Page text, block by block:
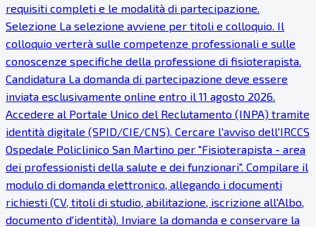
requisiti completi e le modalità di partecipazione.
Selezione La selezione avviene per titoli e colloquio. Il
colloquio verterà sulle competenze professionali e sulle
conoscenze specifiche della professione di fisioterapista.
Candidatura La domanda di partecipazione deve essere
inviata esclusivamente online entro il 11 agosto 2026.
Accedere al Portale Unico del Reclutamento (INPA) tramite
identità digitale (SPID/CIE/CNS). Cercare l'avviso dell'IRCCS
Ospedale Policlinico San Martino per "Fisioterapista - area
dei professionisti della salute e dei funzionari". Compilare il
modulo di domanda elettronico, allegando i documenti
richiesti (CV, titoli di studio, abilitazione, iscrizione all'Albo,
documento d'identità). Inviare la domanda e conservare la